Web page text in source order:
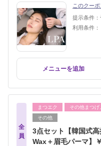
このクー
提示条件：
利用条件：
メニューを追加
全
員
まつエク その他まつげ
その他
3点セット【韓国式
Wax＋眉毛パーマ】